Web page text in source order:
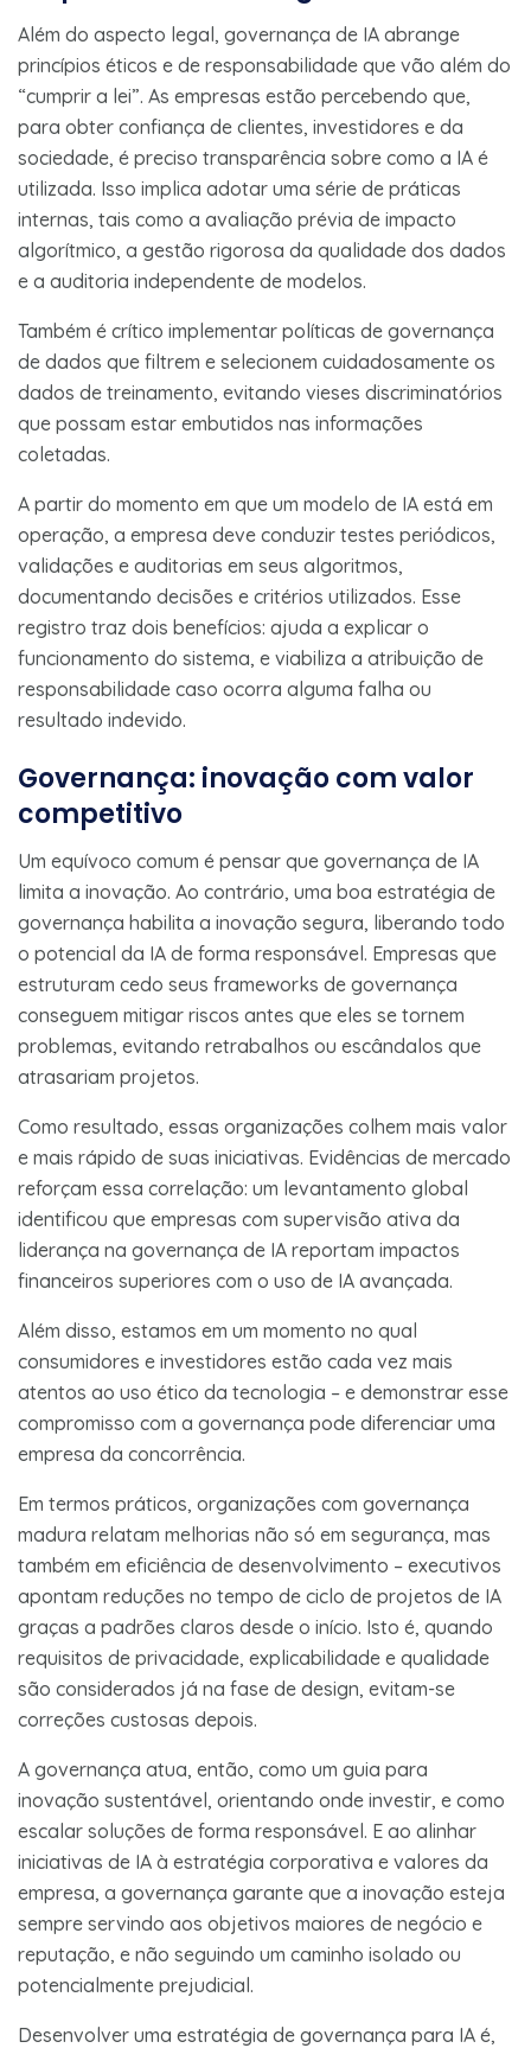
Além do aspecto legal, governança de IA abrange
princípios éticos e de responsabilidade que vão além do
“cumprir a lei”. As empresas estão percebendo que,
para obter confiança de clientes, investidores e da
sociedade, é preciso transparência sobre como a IA é
utilizada. Isso implica adotar uma série de práticas
internas, tais como a avaliação prévia de impacto
algorítmico, a gestão rigorosa da qualidade dos dados
e a auditoria independente de modelos.
Também é crítico implementar políticas de governança
de dados que filtrem e selecionem cuidadosamente os
dados de treinamento, evitando vieses discriminatórios
que possam estar embutidos nas informações
coletadas.
A partir do momento em que um modelo de IA está em
operação, a empresa deve conduzir testes periódicos,
validações e auditorias em seus algoritmos,
documentando decisões e critérios utilizados​. Esse
registro traz dois benefícios: ajuda a explicar o
funcionamento do sistema, e viabiliza a atribuição de
responsabilidade caso ocorra alguma falha ou
resultado indevido​.
Governança: inovação com valor
competitivo
Um equívoco comum é pensar que governança de IA
limita a inovação. Ao contrário, uma boa estratégia de
governança habilita a inovação segura, liberando todo
o potencial da IA de forma responsável. Empresas que
estruturam cedo seus frameworks de governança
conseguem mitigar riscos antes que eles se tornem
problemas, evitando retrabalhos ou escândalos que
atrasariam projetos.
Como resultado, essas organizações colhem mais valor
e mais rápido de suas iniciativas. Evidências de mercado
reforçam essa correlação: um levantamento global
identificou que empresas com supervisão ativa da
liderança na governança de IA reportam impactos
financeiros superiores com o uso de IA avançada​.
Além disso, estamos em um momento no qual
consumidores e investidores estão cada vez mais
atentos ao uso ético da tecnologia – e demonstrar esse
compromisso com a governança pode diferenciar uma
empresa da concorrência.
Em termos práticos, organizações com governança
madura relatam melhorias não só em segurança, mas
também em eficiência de desenvolvimento – executivos
apontam reduções no tempo de ciclo de projetos de IA
graças a padrões claros desde o início​. Isto é, quando
requisitos de privacidade, explicabilidade e qualidade
são considerados já na fase de design, evitam-se
correções custosas depois.
A governança atua, então, como um guia para
inovação sustentável, orientando onde investir, e como
escalar soluções de forma responsável. E ao alinhar
iniciativas de IA à estratégia corporativa e valores da
empresa, a governança garante que a inovação esteja
sempre servindo aos objetivos maiores de negócio e
reputação, e não seguindo um caminho isolado ou
potencialmente prejudicial.
Desenvolver uma estratégia de governança para IA é,